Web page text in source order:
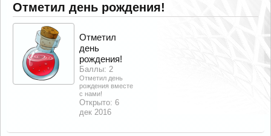
Отметил день рождения!
Отметил
день
рождения!
Баллы: 2
Отметил день
рождения вместе
с нами!
Открыто: 6
дек 2016